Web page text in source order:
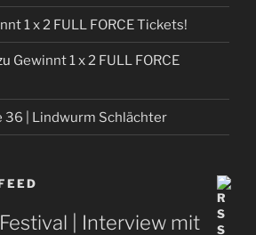
1 x 2 FULL FORCE Tickets!
Gewinnt 1 x 2 FULL FORCE
36 | Lindwurm Schlächter
| Interview mit